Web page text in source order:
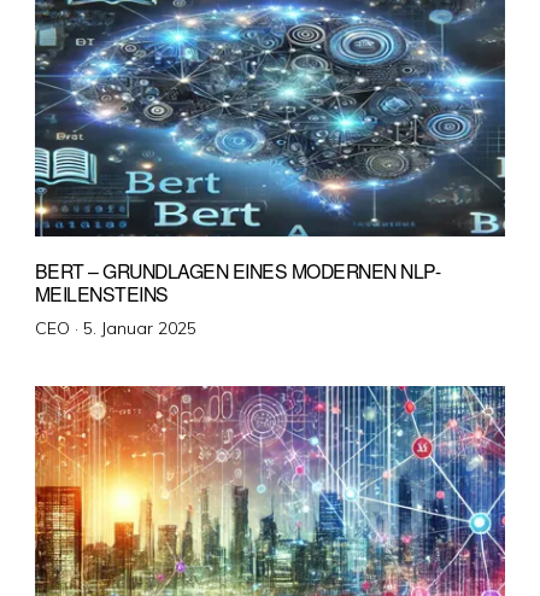
BERT – GRUNDLAGEN EINES MODERNEN NLP-
MEILENSTEINS
CEO · Veröffentlicht
5. Januar 2025